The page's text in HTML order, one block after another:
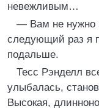
невежливым…
— Вам не нужно
следующий раз я
подальше.
Тесс Рэнделл
улыбалась,
Высокая,